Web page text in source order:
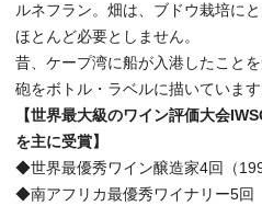
ルネフラン。畑は、ブドウ栽培に
ほとんど必要としません。
昔、ケープ湾に船が入港したこと
砲をボトル・ラベルに描いています
【世界最大級のワイン評価大会
を主に受賞】
◆世界最優秀ワイン醸造家4回（
◆南アフリカ最優秀ワイナリー5回